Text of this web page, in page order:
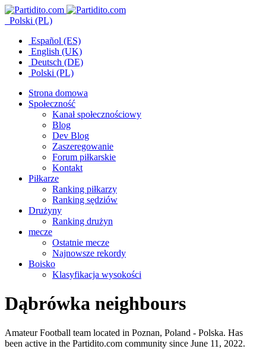
Polski (PL)
Español (ES)
English (UK)
Deutsch (DE)
Polski (PL)
Strona domowa
Społeczność
Kanał społecznościowy
Blog
Dev Blog
Zaszeregowanie
Forum piłkarskie
Kontakt
Piłkarze
Ranking piłkarzy
Ranking sędziów
Drużyny
Ranking drużyn
mecze
Ostatnie mecze
Najnowsze rekordy
Boisko
Klasyfikacja wysokości
Dąbrówka neighbours
Amateur Football team located in Poznan, Poland - Polska. Has
been active in the Partidito.com community since June 11, 2022.